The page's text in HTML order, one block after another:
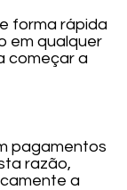
forma rápida
em qualquer
começar a
pagamentos
razão,
a